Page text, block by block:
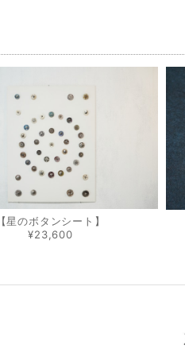
星のボタンシート】
¥23,600